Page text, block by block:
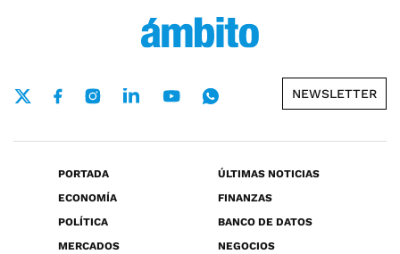
NEWSLETTER
PORTADA
ÚLTIMAS NOTICIAS
ECONOMÍA
FINANZAS
POLÍTICA
BANCO DE DATOS
MERCADOS
NEGOCIOS